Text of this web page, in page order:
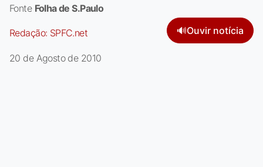
Fonte Folha de S.Paulo
Redação: SPFC.net 🔊Ouvir notícia
20 de Agosto de 2010